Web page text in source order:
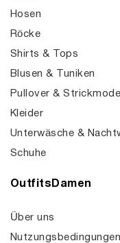
Hosen
Röcke
Shirts & Tops
Blusen & Tuniken
Pullover & Strickmode
Kleider
Unterwäsche &
Schuhe
OutfitsDamen
Über uns
Nutzungsbedingungen